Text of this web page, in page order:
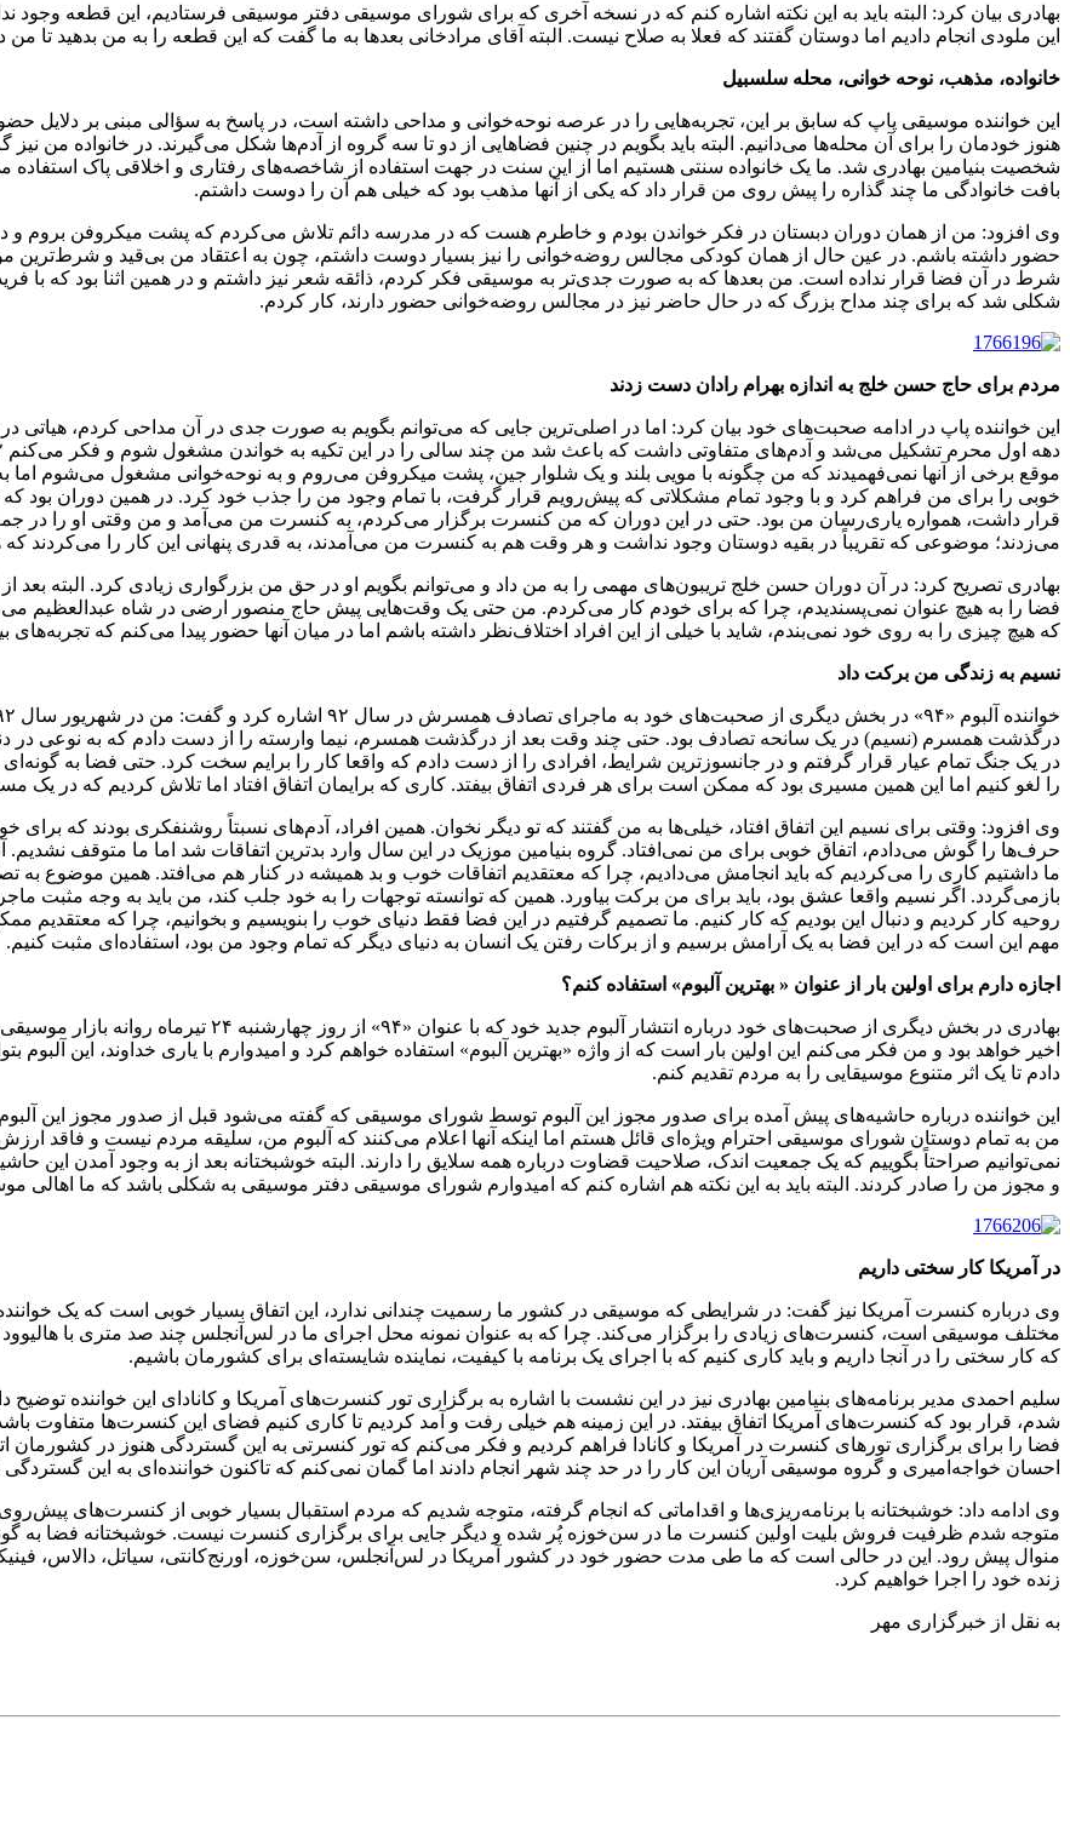
بهادری بیان کرد: البته باید به این نکته اشاره کنم که در نسخه آخری که برای شورای موسیقی دفتر موسیقی فرستادیم، این قطعه وجود
این ملودی انجام دادیم اما دوستان گفتند که فعلا به صلاح نیست. البته آقای مرادخانی بعدها به ما گفت که این قطعه را به من بدهید تا
خانواده، مذهب، نوحه خوانی، محله سلسبیل
این خواننده موسیقی پاپ که سابق بر این، تجربه‌هایی را در عرصه نوحه‌خوانی و مداحی داشته است، در پاسخ به سؤالی مبنی بر دلایل
هنوز خودمان را برای آن محله‌ها می‌دانیم. البته باید بگویم در چنین فضاهایی از دو تا سه گروه از آدم‌ها شکل می‌گیرند. در خانواده‌ من
شخصیت بنیامین بهادری شد. ما یک خانواده سنتی هستیم اما از این سنت در جهت استفاده از شاخصه‌های رفتاری و اخلاقی پاک استفاده
بافت خانوادگی ما چند گذاره را پیش روی من قرار داد که یکی از آنها مذهب بود که خیلی هم آن را دوست داشتم.
وی افزود: من از همان دوران دبستان در فکر خواندن بودم و خاطرم هست که در مدرسه دائم تلاش می‌کردم که پشت میکروفن بروم و در
حضور داشته باشم. در عین حال از همان کودکی مجالس روضه‌خوانی را نیز بسیار دوست داشتم، چون به اعتقاد من بی‌قید و شرط‌ترین
شرط در آن فضا قرار نداده است. من بعدها که به صورت جدی‌تر به موسیقی فکر کردم، ذائقه شعر نیز داشتم و در همین اثنا بود که با فرید
شکلی شد که برای چند مداح بزرگ که در حال حاضر نیز در مجالس روضه‌خوانی حضور دارند، کار کردم.
مردم برای حاج حسن خلج به اندازه بهرام رادان دست زدند
این خواننده پاپ در ادامه صحبت‌های خود بیان کرد: اما در اصلی‌ترین جایی که می‌توانم بگویم به صورت جدی در آن مداحی کردم،
موقع برخی از آنها نمی‌فهمیدند که من چگونه با مویی بلند و یک شلوار جین، پشت میکروفن می‌روم و به نوحه‌خوانی مشغول می‌شوم
خوبی را برای من فراهم کرد و با وجود تمام مشکلاتی که پیش‌رویم قرار گرفت، با تمام وجود من را جذب خود کرد. در همین دوران بود
قرار داشت، همواره یاری‌رسان من بود. حتی در این دوران که من کنسرت برگزار می‌کردم، به کنسرت من می‌آمد و من وقتی او را در
می‌زدند؛ موضوعی که تقریباً در بقیه دوستان وجود نداشت و هر وقت هم به کنسرت من می‌آمدند، به قدری پنهانی این کار را می‌کردند
فضا را به هیچ عنوان نمی‌پسندیدم، چرا که برای خودم کار می‌کردم. من حتی یک وقت‌هایی پیش حاج منصور ارضی در شاه‌ عبدالعظیم
که هیچ چیزی را به روی خود نمی‌بندم، شاید با خیلی از این افراد اختلاف‌نظر داشته باشم اما در میان آنها حضور پیدا می‌کنم که
نسیم به زندگی من برکت داد
درگذشت همسرم (نسیم) در یک سانحه تصادف بود. حتی چند وقت بعد از درگذشت همسرم، نیما وارسته را از دست دادم که به نوعی
در یک جنگ تمام عیار قرار گرفتم و در جانسوزترین شرایط، افرادی را از دست دادم که واقعا کار را برایم سخت کرد. حتی فضا به گونه‌ای
را لغو کنیم اما این همین مسیری بود که ممکن است برای هر فردی اتفاق بیفتد. کاری که برایمان اتفاق افتاد اما تلاش کردیم که در یک
وی افزود: وقتی برای نسیم این اتفاق افتاد، خیلی‌ها به من گفتند که تو دیگر نخوان. همین افراد، آدم‌های نسبتاً روشنفکری بودند که برای
حرف‌ها را گوش می‌دادم، اتفاق خوبی برای من نمی‌افتاد. گروه بنیامین موزیک در این سال وارد بدترین اتفاقات شد اما ما متوقف
ما داشتیم کاری را می‌کردیم که باید انجامش می‌دادیم، چرا که معتقدیم اتفاقات خوب و بد همیشه در کنار هم می‌افتد. همین موضوع
بازمی‌گردد. اگر نسیم واقعا عشق بود، باید برای من برکت بیاورد. همین که توانسته توجهات را به خود جلب کند، من باید به وجه مثبت
روحیه کار کردیم و دنبال این بودیم که کار کنیم. ما تصمیم گرفتیم در این فضا فقط دنیای خوب را بنویسیم و بخوانیم، چرا که معتقدیم
مهم این است که در این فضا به یک آرامش برسیم و از برکات رفتن یک انسان به دنیای دیگر که تمام وجود من بود، استفاده‌ای مثبت کنیم.
اجازه دارم برای اولین بار از عنوان « بهترین آلبوم» استفاده کنم؟
بهادری در بخش دیگری از صحبت‌های خود درباره انتشار
اخیر خواهد بود و من فکر می‌کنم این اولین بار است که از واژه «بهترین آلبوم» استفاده خواهم کرد و امیدوارم با یاری خداوند، این آلبوم
دادم تا یک اثر متنوع موسیقایی را به مردم تقدیم کنم.
این خواننده درباره حاشیه‌های پیش آمده برای صدور مجوز این آلبوم توسط شورای موسیقی که گفته می‌شود قبل از صدور مجوز این
من به تمام دوستان شورای موسیقی احترام ویژه‌ای قائل هستم اما اینکه آنها اعلام می‌کنند که آلبوم من، سلیقه مردم نیست و فاقد
نمی‌توانیم صراحتاً بگوییم که یک جمعیت اندک، صلاحیت قضاوت درباره همه سلایق را دارند. البته خوشبختانه بعد از به وجود آمدن این
و مجوز من را صادر کردند. البته باید به این نکته هم اشاره کنم که امیدوارم شورای موسیقی دفتر موسیقی به شکلی باشد که ما اهالی
در آمریکا کار سختی داریم
وی درباره کنسرت آمریکا نیز گفت: در شرایطی که موسیقی در کشور ما رسمیت چندانی ندارد، این اتفاق بسیار خوبی است که یک
مختلف موسیقی است، کنسرت‌های زیادی را برگزار می‌کند. چرا که به عنوان نمونه محل اجرای ما در لس‌آنجلس چند صد متری با هالیوود
که کار سختی را در آنجا داریم و باید کاری کنیم که با اجرای یک برنامه با کیفیت، نماینده شایسته‌ای برای کشورمان باشیم.
سلیم احمدی مدیر برنامه‌های بنیامین بهادری نیز در این نشست با اشاره به برگزاری تور کنسرت‌های آمریکا و کانادای این خواننده توضیح
شدم، قرار بود که کنسرت‌های آمریکا اتفاق بیفتد. در این زمینه هم خیلی رفت و آمد کردیم تا کاری کنیم فضای این کنسرت‌ها متفاوت
فضا را برای برگزاری تورهای کنسرت در آمریکا و کانادا فراهم کردیم و فکر می‌کنم که تور کنسرتی به این گستردگی هنوز در کشورمان
احسان خواجه‌امیری و گروه موسیقی آریان این کار را در حد چند شهر انجام دادند اما گمان نمی‌کنم که تاکنون خواننده‌ای به این
وی ادامه داد: خوشبختانه با برنامه‌ریزی‌ها و اقداماتی که انجام گرفته، متوجه شدیم که مردم استقبال بسیار خوبی از کنسرت‌های پیش‌روی
متوجه شدم ظرفیت فروش بلیت اولین کنسرت ما در سن‌خوزه پُر شده و دیگر جایی برای برگزاری کنسرت نیست. خوشبختانه فضا به
منوال پیش رود. این در حالی است که ما طی مدت حضور خود در کشور آمریکا در لس‌آنجلس، سن‌خوزه، اورنج‌کانتی، سیاتل، دالاس،
زنده خود را اجرا خواهیم کرد.
به نقل از خبرگزاری مهر